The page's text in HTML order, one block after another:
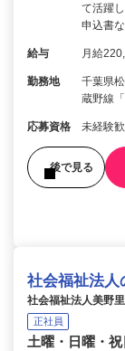
て活躍
申込書
給与 月給
勤務地
千葉県
蔵野線
応募資格 未経験
後で見る
社会福祉法人
社会福祉法人美野
正社員
土曜・日曜・